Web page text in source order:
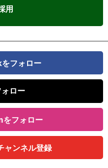
用
フォロー
ロー
フォロー
ャンネル登録